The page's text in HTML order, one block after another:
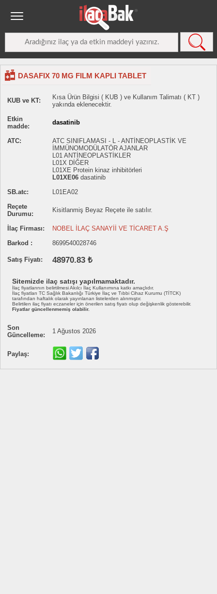
DASAFIX 70 MG FILM KAPLI TABLET
KUB ve KT:
Kısa Ürün Bilgisi ( KUB ) ve Kullanım Talimatı ( KT )
yakında eklenecektir.
Etkin
madde:
dasatinib
ATC:
ATC SINIFLAMASI - L - ANTİNEOPLASTİK VE
İMMÜNOMODÜLATÖR AJANLAR
L01 ANTİNEOPLASTİKLER
L01X DİĞER
L01XE Protein kinaz inhibitörleri
L01XE06 dasatinib
SB.atc:
L01EA02
Reçete
Durumu:
Kisitlanmiş Beyaz Reçete ile satılır.
İlaç Firması:
NOBEL İLAÇ SANAYİİ VE TİCARET A.Ş
Barkod :
8699540028746
Satış Fiyatı: 48970.83 ₺
Sitemizde ilaç satışı yapılmamaktadır.
İlaç fiyatlarının belirtilmesi Akılcı İlaç Kullanımına katkı amaçlıdır.
İlaç fiyatları TC Sağlık Bakanlığı Türkiye İlaç ve Tıbbi Cihaz Kurumu (TİTCK)
tarafından haftalık olarak yayınlanan listelerden alınmıştır.
Belirtilen ilaç fiyatı eczaneler için önerilen satış fiyatı olup değişkenlik gösterebilir.
Fiyatlar güncellenmemiş olabilir.
Son
Güncelleme:
1 Ağustos 2026
Paylaş: